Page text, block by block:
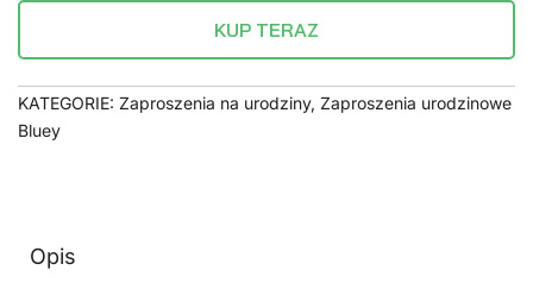
KUP TERAZ
KATEGORIE: Zaproszenia na urodziny, Zaproszenia urodzinowe
Bluey
Opis